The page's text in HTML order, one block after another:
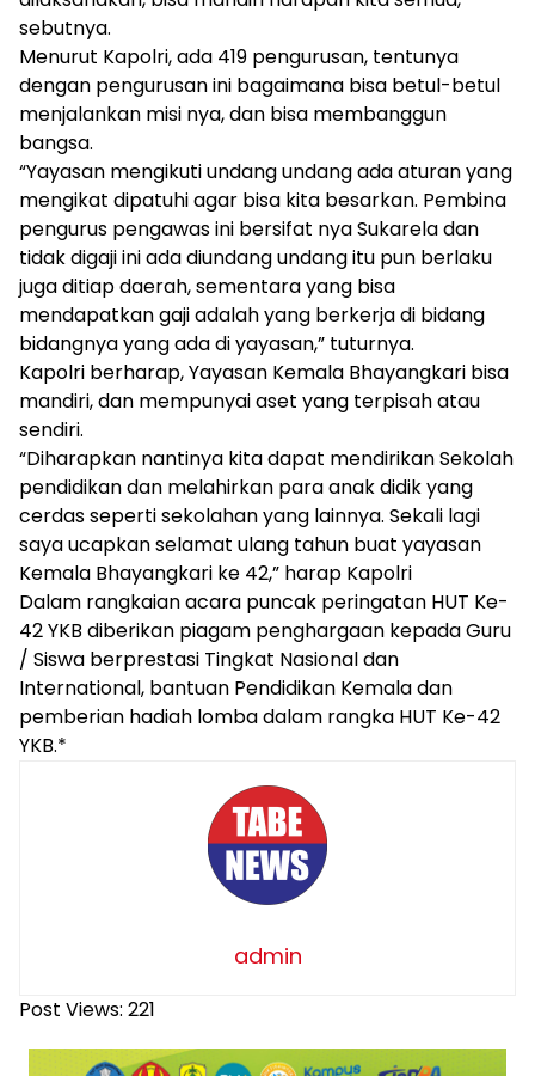
sebutnya.
Menurut Kapolri, ada 419 pengurusan, tentunya
dengan pengurusan ini bagaimana bisa betul-betul
menjalankan misi nya, dan bisa membanggun
bangsa.
“Yayasan mengikuti undang undang ada aturan yang
mengikat dipatuhi agar bisa kita besarkan. Pembina
pengurus pengawas ini bersifat nya Sukarela dan
tidak digaji ini ada diundang undang itu pun berlaku
juga ditiap daerah, sementara yang bisa
mendapatkan gaji adalah yang berkerja di bidang
bidangnya yang ada di yayasan,” tuturnya.
Kapolri berharap, Yayasan Kemala Bhayangkari bisa
mandiri, dan mempunyai aset yang terpisah atau
sendiri.
“Diharapkan nantinya kita dapat mendirikan Sekolah
pendidikan dan melahirkan para anak didik yang
cerdas seperti sekolahan yang lainnya. Sekali lagi
saya ucapkan selamat ulang tahun buat yayasan
Kemala Bhayangkari ke 42,” harap Kapolri
Dalam rangkaian acara puncak peringatan HUT Ke-
42 YKB diberikan piagam penghargaan kepada Guru
/ Siswa berprestasi Tingkat Nasional dan
International, bantuan Pendidikan Kemala dan
pemberian hadiah lomba dalam rangka HUT Ke-42
YKB.*
admin
Post Views: 221